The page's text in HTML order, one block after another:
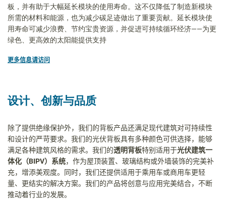
板，并有助于大幅延长模块的使用寿命。这不仅降低了制造新模块
所需的材料和能源，也为减少碳足迹做出了重要贡献。延长模块使
用寿命可减少浪费、节约宝贵资源，并促进可持续循环经济——为更
绿色、更高效的太阳能提供支持
更多信息请访问
设计、创新与品质
除了提供绝缘保护外，我们的背板产品还满足现代建筑对可持续性
和设计的严苛要求。我们的光伏背板具有多种颜色可供选择，能够
满足各种建筑风格的需求。我们的透明背板特别适用于光伏建筑一
体化（BIPV）系统，作为屋顶装置、玻璃结构或外墙装饰的完美补
充，增添美观度。同时，我们还提供适用于乘用车或商用车更轻
量、更结实的解决方案。我们的产品将创意与应用完美结合，不断
推动着行业的发展。